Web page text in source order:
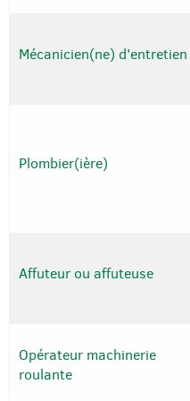
Mécanicien(ne) d'entretien
Plombier(ière)
Affuteur ou affuteuse
Opérateur machinerie
roulante